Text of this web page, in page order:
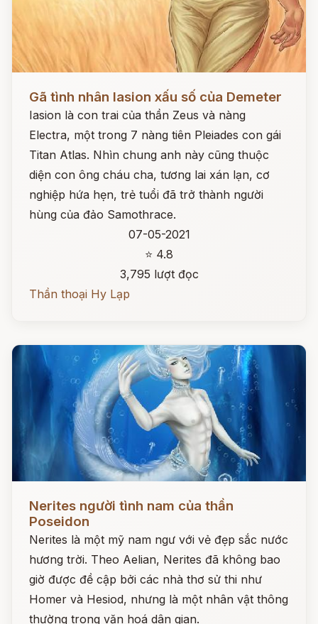
Gã tình nhân Iasion xấu số của Demeter
Iasion là con trai của thần Zeus và nàng
Electra, một trong 7 nàng tiên Pleiades con gái
Titan Atlas. Nhìn chung anh này cũng thuộc
diện con ông cháu cha, tương lai xán lạn, cơ
nghiệp hứa hẹn, trẻ tuổi đã trở thành người
hùng của đảo Samothrace.
07-05-2021
⭐ 4.8
3,795 lượt đọc
Thần thoại Hy Lạp
Nerites người tình nam của thần
Poseidon
Nerites là một mỹ nam ngư với vẻ đẹp sắc nước
hương trời. Theo Aelian, Nerites đã không bao
giờ được đề cập bởi các nhà thơ sử thi như
Homer và Hesiod, nhưng là một nhân vật thông
thường trong văn hoá dân gian.